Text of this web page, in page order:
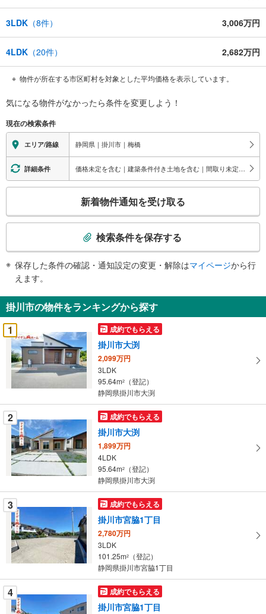
3LDK （8件） 3,006万円
4LDK （20件） 2,682万円
物件が所在する市区町村を対象とした平均価格を表示しています。
気になる物件がなかったら条件を変更しよう！
現在の検索条件
エリア/路線 静岡県｜掛川市｜梅橋
詳細条件 価格未定を含む｜建築条件付き土地を含む｜間取り未定を含む
検
知
を
受
け
取
る
条
件
を
マ
イ
ペ
ー
に
保
存
す
る
新着物件通知を受け取る
検索条件を保存する
保存した条件の確認・通知設定の変更・解除はマイページから行
えます。
掛川市の物件をランキングから探す
1
成約でもらえる
掛川市大渕
2,099万円
3LDK
95.64m2
（登記）
静岡県掛川市大渕
2 成約でもらえる
掛川市大渕
1,899万円
4LDK
95.64m2
（登記）
静岡県掛川市大渕
3 成約でもらえる
掛川市宮脇1丁目
2,780万円
3LDK
101.25m2
（登記）
静岡県掛川市宮脇1丁目
4 成約でもらえる
掛川市宮脇1丁目